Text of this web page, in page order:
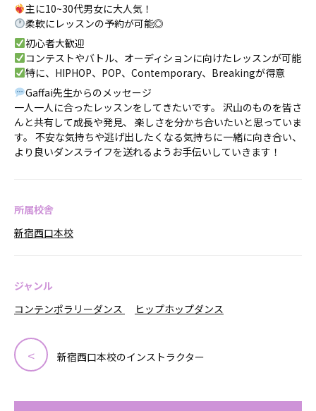
主に10~30代男女に大人気！
柔軟にレッスンの予約が可能◎
初心者大歓迎
コンテストやバトル、オーディションに向けたレッスンが可能
特に、HIPHOP、POP、Contemporary、Breakingが得意
Gaffai先生からのメッセージ
一人一人に合ったレッスンをしてきたいです。 沢山のものを皆さ
んと共有して成長や発見、 楽しさを分かち合いたいと思っていま
す。 不安な気持ちや逃げ出したくなる気持ちに一緒に向き合い、
より良いダンスライフを送れるようお手伝いしていきます！
所属校舎
新宿西口本校
ジャンル
コンテンポラリーダンス
ヒップホップダンス
新宿西口本校のインストラクター